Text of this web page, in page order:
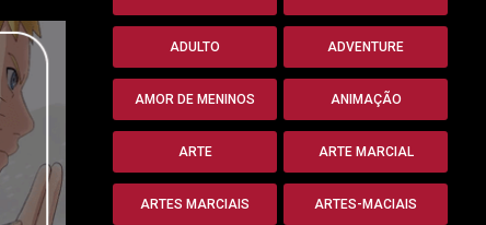
ADULTO ADVENTURE
AMOR DE MENINOS ANIMAÇÃO
ARTE ARTE MARCIAL
ARTES MARCIAIS ARTES-MACIAIS